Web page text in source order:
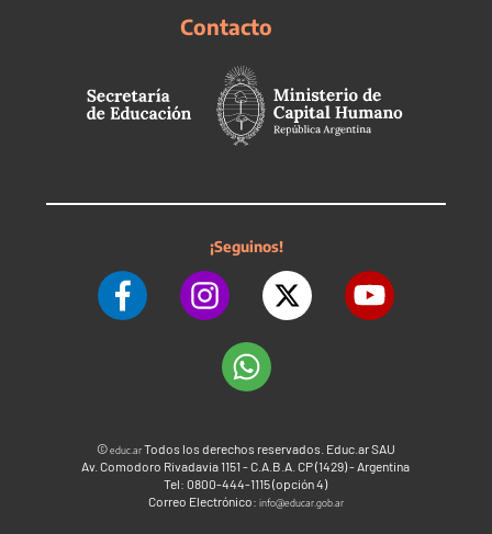
Contacto
¡Seguinos!
©educ.arTodos los derechos reservados. Educ.ar SAU
Av. Comodoro Rivadavia 1151 - C.A.B.A. CP (1429) - Argentina
Tel: 0800-444-1115 (opción 4)
Correo Electrónico: info@educar.gob.ar